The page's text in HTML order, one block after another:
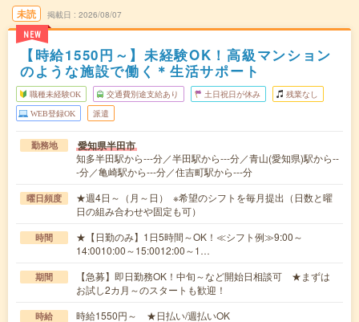
未読
NEW
掲載日 2026/08/07
【時給1550円～】未経験OK！高級マンション
のような施設で働く＊生活サポート
職種未経験OK 交通費別途支給あり 土日祝日が休み 残業なし
WEB登録OK 派遣
勤務地 愛知県半田市
知多半田駅から---分／半田駅から---分／青山(愛知県)駅から--
-分／亀崎駅から---分／住吉町駅から---分
曜日頻度
★週4日～（月～日） ※希望のシフトを毎月提出（日数と曜
日の組み合わせや固定も可）
時間
★【日勤のみ】1日5時間～OK！≪シフト例≫9:00～
14:0010:00～15:0012:00～1…
期間
【急募】即日勤務OK！中旬～など開始日相談可 ★まずは
お試し2カ月～のスタートも歓迎！
時給 時給1550円～ ★日払い/週払いOK